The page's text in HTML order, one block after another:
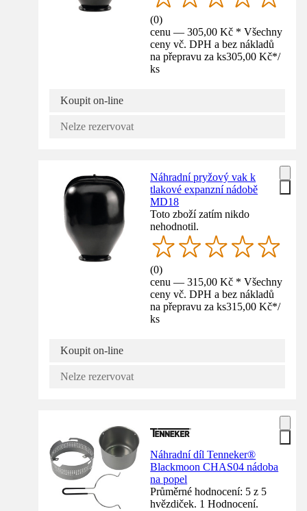
(0)
cenu — 305,00 Kč * Všechny
ceny vč. DPH a bez nákladů
na přepravu za ks305,00 Kč*/
ks
Koupit on-line
Nelze rezervovat
Náhradní pryžový vak k
tlakové expanzní nádobě
MD18
Toto zboží zatím nikdo
nehodnotil.
(0)
cenu — 315,00 Kč * Všechny
ceny vč. DPH a bez nákladů
na přepravu za ks315,00 Kč*/
ks
Koupit on-line
Nelze rezervovat
Náhradní díl Tenneker®
Blackmoon CHAS04 nádoba
na popel
Průměrné hodnocení: 5 z 5
hvězdiček. 1 Hodnocení.